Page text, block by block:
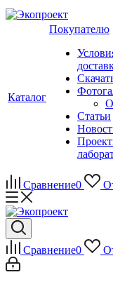
Каталог
Покупателю
Статьи
Сравнение0
Сравнение0